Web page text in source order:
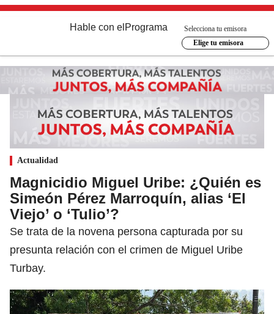
Hable con el Programa
Selecciona tu emisora
Elige tu emisora
Actualidad
Magnicidio Miguel Uribe: ¿Quién es
Simeón Pérez Marroquín, alias ‘El
Viejo’ o ‘Tulio’?
Se trata de la novena persona capturada por su
presunta relación con el crimen de Miguel Uribe
Turbay.